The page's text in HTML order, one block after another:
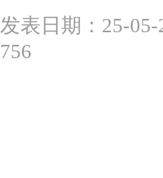
发表日期：25-
756